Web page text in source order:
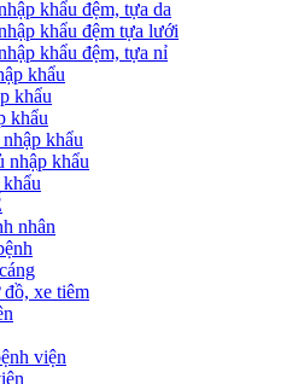
khẩu đệm, tựa da
khẩu đệm tựa lưới
khẩu đệm, tựa nỉ
khẩu
khẩu
khẩu
khẩu
nhập khẩu
nhân
xe tiêm
viện